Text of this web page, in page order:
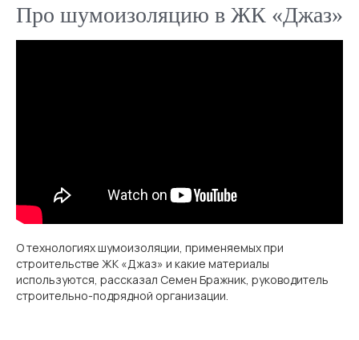
Про шумоизоляцию в ЖК «Джаз»
О технологиях шумоизоляции, применяемых при
строительстве ЖК «Джаз» и какие материалы
используются, рассказал Семен Бражник, руководитель
строительно-подрядной организации.